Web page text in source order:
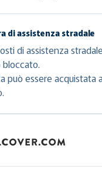
di assistenza stradale
di assistenza
bloccato.
può essere acquistata